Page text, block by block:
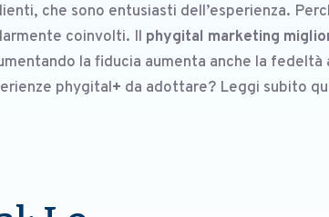
che sono entusiasti dell’esperienza.
coinvolti. Il phygital marketing
la fiducia aumenta anche la fedeltà
phygital+ da adottare? Leggi subito